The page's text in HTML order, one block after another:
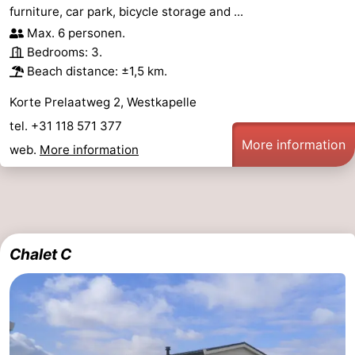
furniture, car park, bicycle storage and ...
Max. 6 personen.
Bedrooms: 3.
Beach distance: ±1,5 km.
Korte Prelaatweg 2, Westkapelle
tel. +31 118 571 377
web. More information More information
Chalet C